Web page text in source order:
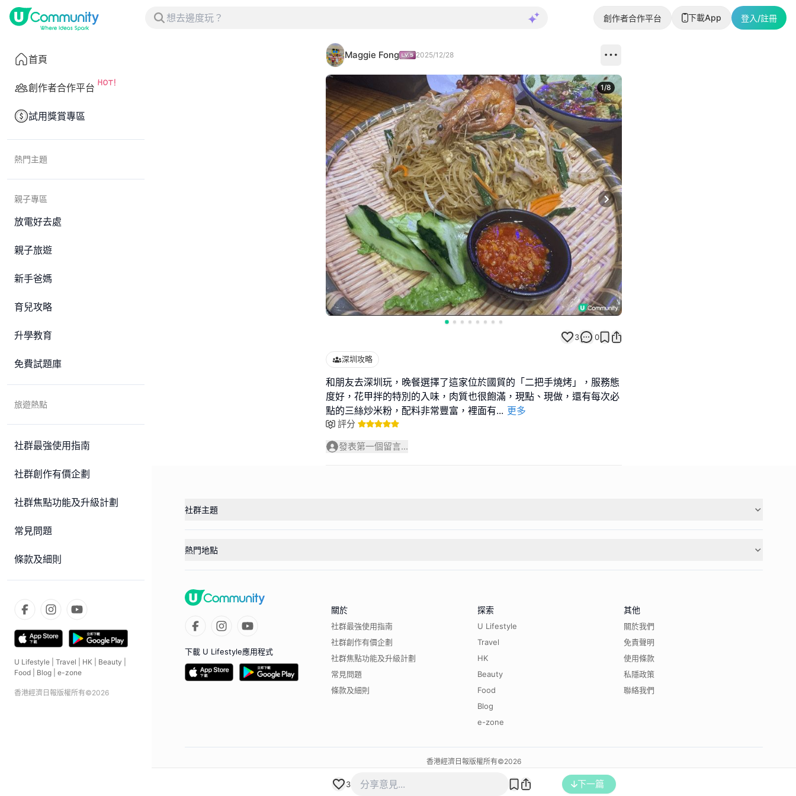
創作者合作平台 下載App 登入/註冊
首頁
創作者合作平台
試用獎賞專區
熱門主題
親子專區
放電好去處
親子旅遊
新手爸媽
育兒攻略
升學教育
免費試題庫
旅遊熱點
社群最強使用指南
社群創作有價企劃
社群焦點功能及升級計劃
常見問題
條款及細則
U Lifestyle Travel HK Beauty
Food
Blog e-zone
香港經濟日報版權所有©2026
Maggie Fong 2025/12/28
Next slide
1/8
3 0
深圳攻略
和朋友去深圳玩，晚餐選擇了這家位於國貿的「二把手燒烤」，服務態
度好，花甲拌的特別的入味，肉質也很飽滿，現點、現做，還有每次必
點的三絲炒米粉，配料非常豐富，裡面有... 更多
評分
發表第一個留言...
3 下一篇
社群主題
熱門地點
下載 U Lifestyle應用程式
關於
社群最強使用指南
社群創作有價企劃
社群焦點功能及升級計劃
常見問題
條款及細則
探索
U Lifestyle
Travel
HK
Beauty
Food
Blog
e-zone
其他
關於我們
免責聲明
使用條款
私隱政策
聯絡我們
香港經濟日報版權所有©2026